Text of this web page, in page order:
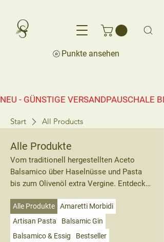
Punkte ansehen
NEU - GÜNSTIGE VERSANDPAUSCHALE
Start All Products
Alle Produkte
Vom traditionell hergestellten Aceto
Balsamico über Haselnüsse und Pasta
bis zum Olivenöl extra Vergine. Entdecken
Spezialitäten.
Alle Produkte
Amaretti Morbidi
Artisan Pasta
Balsamic Gin
Balsamico & Essig
Bestseller